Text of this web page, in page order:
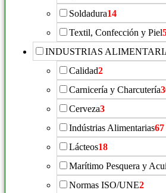
Soldadura14
Textil, Confección y Piel
INDUSTRIAS
Calidad2
Carnicería y Charcutería
Cerveza3
Indústrias Alimentarias67
Lácteos18
Marítimo Pesquera y
Normas ISO/UNE2